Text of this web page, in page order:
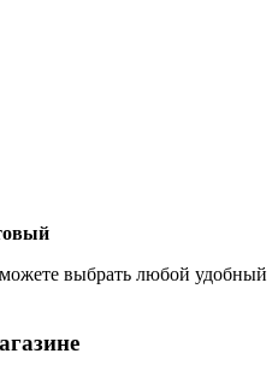
выбрать любой удобный